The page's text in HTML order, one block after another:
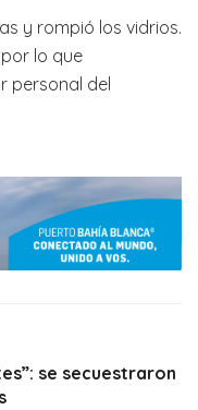
y rompió los vidrios.
lo que
personal del
se secuestraron